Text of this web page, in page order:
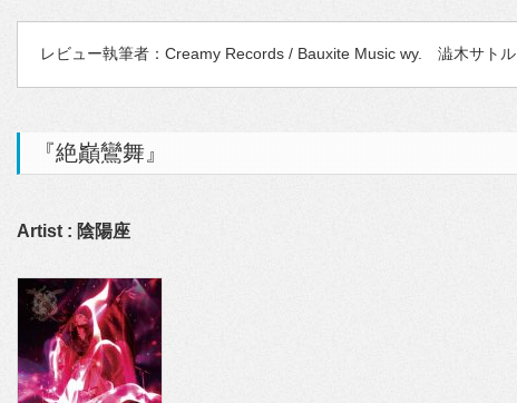
レビュー執筆者：Creamy Records / Bauxite Music wy. 澁木サトル
『絶巓鸞舞』
Artist : 陰陽座